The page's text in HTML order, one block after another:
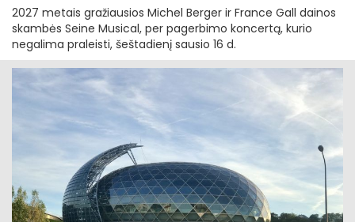
2027 metais gražiausios Michel Berger ir France Gall dainos
skambės Seine Musical, per pagerbimo koncertą, kurio
negalima praleisti, šeštadienį sausio 16 d.